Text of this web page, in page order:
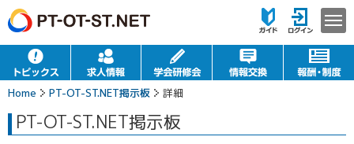
Home PT-OT-ST.NET掲示板 詳細
PT-OT-ST.NET掲示板